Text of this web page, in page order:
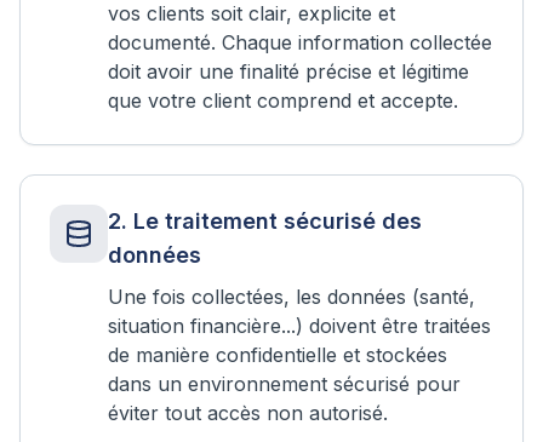
vos clients soit clair, explicite et
documenté. Chaque information collectée
doit avoir une finalité précise et légitime
que votre client comprend et accepte.
2. Le traitement sécurisé des
données
Une fois collectées, les données (santé,
situation financière...) doivent être traitées
de manière confidentielle et stockées
dans un environnement sécurisé pour
éviter tout accès non autorisé.